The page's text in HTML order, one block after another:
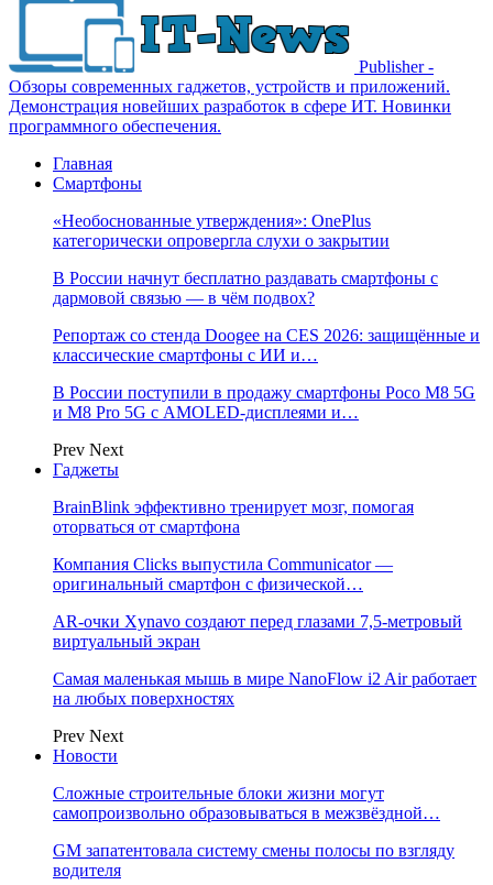
Publisher -
Обзоры современных гаджетов, устройств и приложений.
Демонстрация новейших разработок в сфере ИТ. Новинки
программного обеспечения.
Главная
Смартфоны
«Необоснованные утверждения»: OnePlus
категорически опровергла слухи о закрытии
В России начнут бесплатно раздавать смартфоны с
дармовой связью — в чём подвох?
Репортаж со стенда Doogee на CES 2026: защищённые и
классические смартфоны с ИИ и…
В России поступили в продажу смартфоны Poco M8 5G
и M8 Pro 5G с AMOLED-дисплеями и…
Prev Next
Гаджеты
BrainBlink эффективно тренирует мозг, помогая
оторваться от смартфона
Компания Clicks выпустила Communicator —
оригинальный смартфон с физической…
AR-очки Xynavo создают перед глазами 7,5-метровый
виртуальный экран
Самая маленькая мышь в мире NanoFlow i2 Air работает
на любых поверхностях
Prev Next
Новости
Сложные строительные блоки жизни могут
самопроизвольно образовываться в межзвёздной…
GM запатентовала систему смены полосы по взгляду
водителя